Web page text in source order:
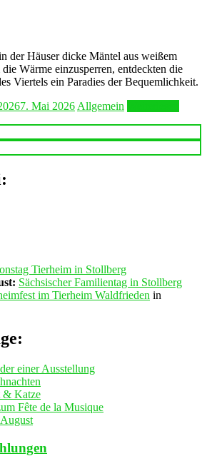
der Häuser dicke Mäntel aus weißem
Wärme einzusperren, entdeckten die
Viertels ein Paradies der Bequemlichkeit.
7. Mai 2026 Allgemein
Tierheim in Stollberg
Sächsischer Familientag in Stollberg
im Tierheim Waldfrieden in
einer Ausstellung
& Katze
Fête de la Musique